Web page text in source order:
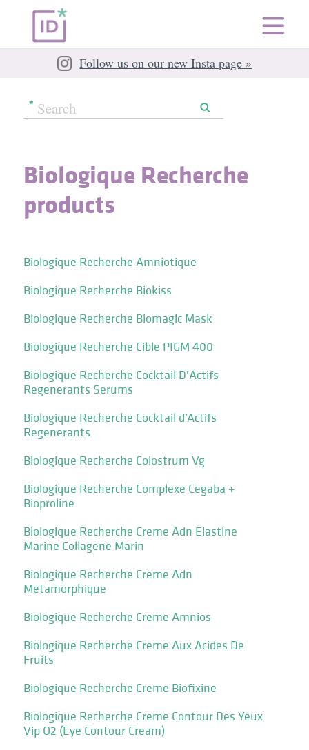
Follow us on our new Insta page »
Biologique Recherche
products
Biologique Recherche Amniotique
Biologique Recherche Biokiss
Biologique Recherche Biomagic Mask
Biologique Recherche Cible PIGM 400
Biologique Recherche Cocktail D'Actifs
Regenerants Serums
Biologique Recherche Cocktail d’Actifs
Regenerants
Biologique Recherche Colostrum Vg
Biologique Recherche Complexe Cegaba +
Bioproline
Biologique Recherche Creme Adn Elastine
Marine Collagene Marin
Biologique Recherche Creme Adn
Metamorphique
Biologique Recherche Creme Amnios
Biologique Recherche Creme Aux Acides De
Fruits
Biologique Recherche Creme Biofixine
Biologique Recherche Creme Contour Des Yeux
Vip O2 (Eye Contour Cream)